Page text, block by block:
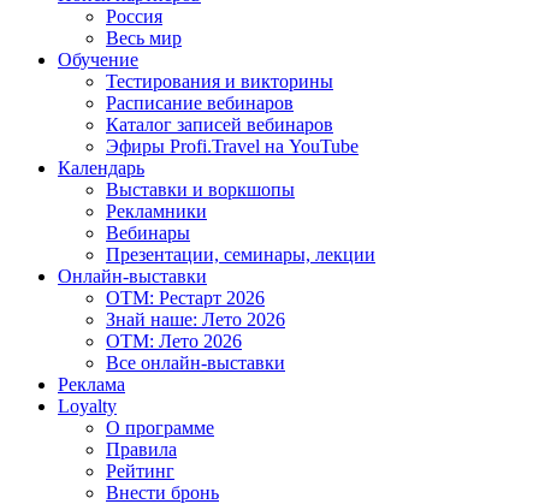
Россия
Весь мир
Обучение
Тестирования и викторины
Расписание вебинаров
Каталог записей вебинаров
Эфиры Profi.Travel на YouTube
Календарь
Выставки и воркшопы
Рекламники
Вебинары
Презентации, семинары, лекции
Онлайн-выставки
OTM: Рестарт 2026
Знай наше: Лето 2026
OTM: Лето 2026
Все онлайн-выставки
Реклама
Loyalty
О программе
Правила
Рейтинг
Внести бронь